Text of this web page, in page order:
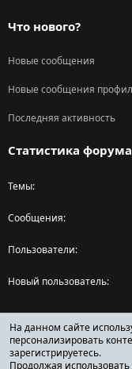
Что нового?
Новые сообщения
Новые сообщения
Последняя активность
Статистика форума
Темы
Сообщения
Пользователи
Новый пользователь
Поделиться
Facebook
X (Twitter)
Reddit
На данном сайте
персонализировать
зарегистрируетесь.
Продолжая